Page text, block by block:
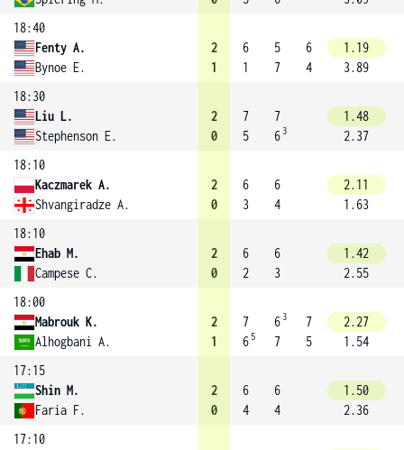
18:40
Fenty A.
Bynoe E.
2
1
6
1
5
7
6
4
1.19
3.89
18:30
Liu L.
Stephenson E.
2
0
7
5
7
6 3
1.48
2.37
18:10
Kaczmarek A.
Shvangiradze A.
2
0
6
3
6
4
2.11
1.63
18:10
Ehab M.
Campese C.
2
0
6
2
6
3
1.42
2.55
18:00
Mabrouk K.
Alhogbani A.
2
1
7
6 5
6 3
7
7
5
2.27
1.54
17:15
Shin M.
Faria F.
2
0
6
4
6
4
1.50
2.36
17:10